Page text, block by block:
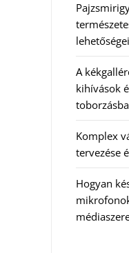
lehetőségei
A
kihívások
Komplex
tervezése
Hogyan